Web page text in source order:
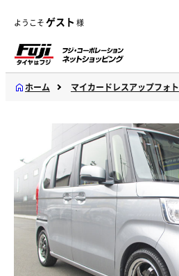
ようこそゲスト 様
ホーム マイカードレスアップフォト